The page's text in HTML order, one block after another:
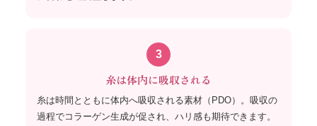
3
糸は体内に吸収される
糸は時間とともに体内へ吸収される素材（PDO）。吸収の
過程でコラーゲン生成が促され、ハリ感も期待できます。